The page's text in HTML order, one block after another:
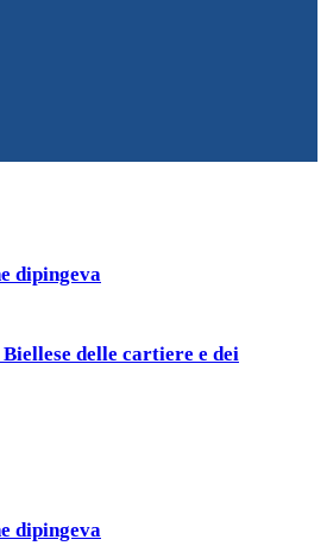
dipingeva
delle cartiere e dei
dipingeva